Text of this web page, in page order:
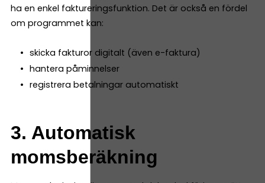
ha en enkel faktureringsfunktion. Det är också en fördel
om programmet kan:
skicka fakturor digitalt (även e-faktura)
hantera påminnelser
registrera betalningar automatiskt
3. Automatisk
momsberäkning